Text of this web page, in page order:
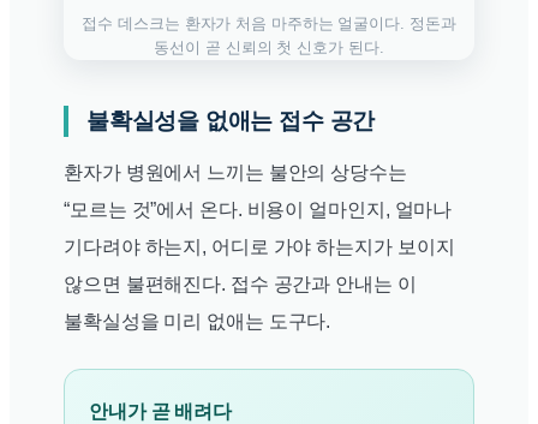
접수 데스크는 환자가 처음 마주하는 얼굴이다. 정돈과
동선이 곧 신뢰의 첫 신호가 된다.
불확실성을 없애는 접수 공간
환자가 병원에서 느끼는 불안의 상당수는
“모르는 것”에서 온다. 비용이 얼마인지, 얼마나
기다려야 하는지, 어디로 가야 하는지가 보이지
않으면 불편해진다. 접수 공간과 안내는 이
불확실성을 미리 없애는 도구다.
안내가 곧 배려다